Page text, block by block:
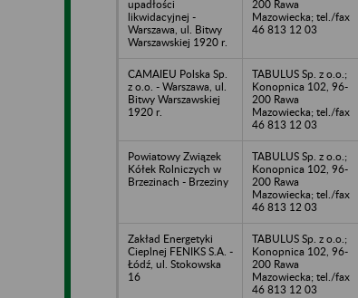
upadłości
likwidacyjnej -
Warszawa, ul. Bitwy
Warszawskiej 1920 r.
200 Rawa
Mazowiecka; tel./fax
46 813 12 03
CAMAIEU Polska Sp.
z o.o. - Warszawa, ul.
Bitwy Warszawskiej
1920 r.
TABULUS Sp. z o.o.;
Konopnica 102, 96-
200 Rawa
Mazowiecka; tel./fax
46 813 12 03
Powiatowy Związek
Kółek Rolniczych w
Brzezinach - Brzeziny
TABULUS Sp. z o.o.;
Konopnica 102, 96-
200 Rawa
Mazowiecka; tel./fax
46 813 12 03
Zakład Energetyki
Cieplnej FENIKS S.A. -
Łódź, ul. Stokowska
16
TABULUS Sp. z o.o.;
Konopnica 102, 96-
200 Rawa
Mazowiecka; tel./fax
46 813 12 03